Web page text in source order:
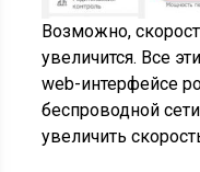
Возможно,
увеличится. Все
web-интерфейсе
беспроводной
увеличить